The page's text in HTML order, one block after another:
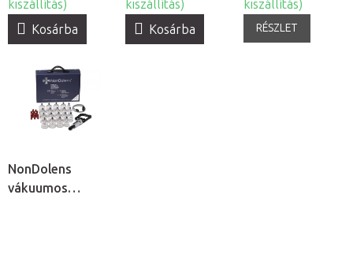
kiszállítás)
Kosárba
kiszállítás)
Kosárba
kiszállítás)
RÉSZLET
NonDolens
vákuumos